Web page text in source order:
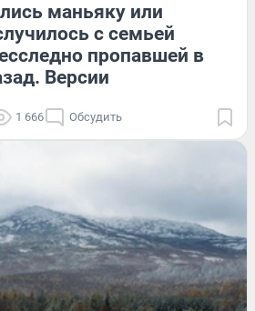
маньяку или
с семьей
пропавшей в
Версии
1 666 Обсудить